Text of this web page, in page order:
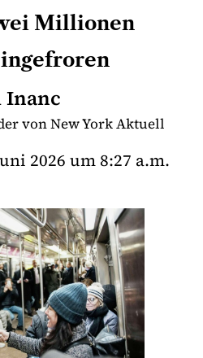
Millionen
Inanc
von New York Aktuell
2026 um 8:27 a.m.